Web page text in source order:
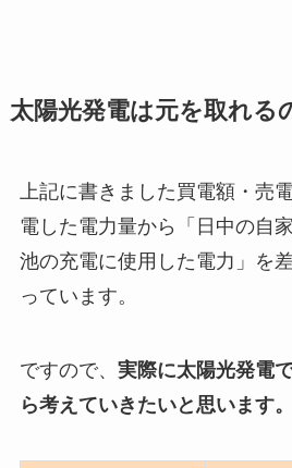
太陽光発電は元を取れる
上記に書きました買電額・売
電した電力量から「日中の自
池の充電に使用した電力」を
っています。
ですので、 実際に太陽光発電
ら考えていきたいと思います。